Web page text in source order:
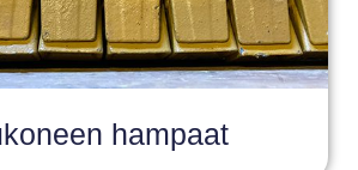
hampaat